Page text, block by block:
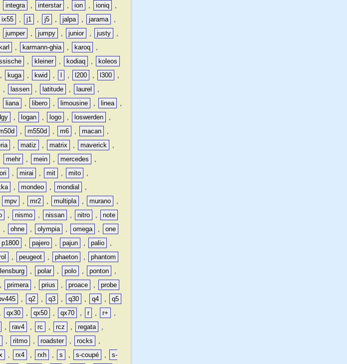
integra , interstar , ion , ioniq
,
ix55 , j1 , j5 , jalpa , jarama
,
jumper , jumpy , junior , justy
,
karl , karmann-ghia , karoq
,
, kleiner , kodiaq ,
koleos
, kuga , kwid , , l200 , l300
,
, lassen , latitude , laurel
,
liana , libero , limousine , linea
,
, logan , logo , loswerden
,
, m550d , m6 , macan
,
, matiz , matrix , maverick
,
mehr , mein , mercedes
,
, mirai , mit , mito
,
, mondeo , mondial
,
mpv , mr2 , multipla , murano
,
, nismo , nissan , nitro ,
note
, ohne , olympia , omega ,
one
p1800 , pajero , pajun , palio
,
, peugeot , phaeton ,
phantom
, polar , polo , ponton
,
, primera , prius , proace ,
probe
, q2 , q3 , q30 , q4 ,
q5
, qx30 , qx50 , qx70 , r , r+
,
, rav4 , rc , rcz , regata
,
, ritmo , roadster , rocks
,
, rx4 , rxh , s , s-coupé ,
s-